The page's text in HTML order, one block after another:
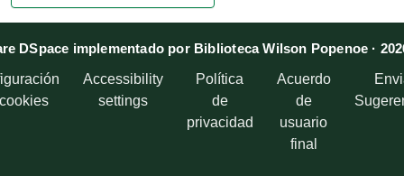
DSpace implementado por Biblioteca Wilson Popenoe ·
Accessibility
settings
Política
de
privacidad
Acuerdo
de
usuario
final